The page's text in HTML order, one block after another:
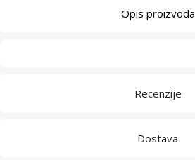
Opis proizvoda
Recenzije
Dostava